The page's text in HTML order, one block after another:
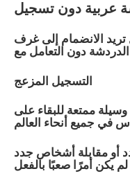
عربية دون تسجيل
الانضمام إلى غرف
الدردشة دون التعامل مع
التسجيل المزعج
ممتعة للبقاء على
في جميع أنحاء العالم
أو مقابلة أشخاص جدد